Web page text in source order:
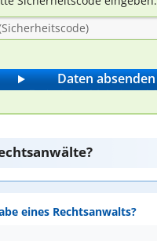
eines Rechtsanwalts?